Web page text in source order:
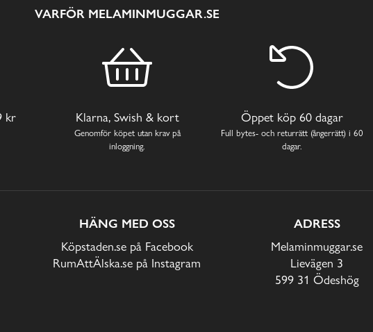
VARFÖR MELAMINMUGGAR.SE
kr Klarna, Swish & kort
Genomför köpet utan krav på
inloggning.
Öppet köp 60 dagar
Full bytes- och returrätt (ångerrätt) i 60
dagar.
HÄNG MED OSS
Köpstaden.se på Facebook
RumAttÄlska.se på Instagram
ADRESS
Melaminmuggar.se
Lievägen 3
599 31 Ödeshög